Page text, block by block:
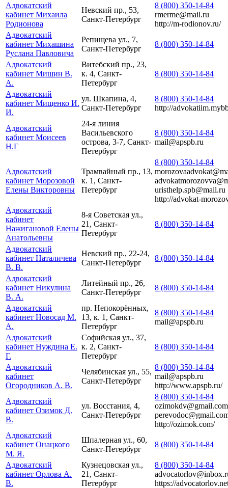
Адвокатский
кабинет Михаила
Родионова
Невский пр., 53,
Санкт-Петербург
8 (800) 350-14-84
rmerme@mail.ru
http://m-rodionov.ru/
Адвокатский
кабинет Михашина
Руслана Павловича
Репищева ул., 7,
Санкт-Петербург
8 (800) 350-14-84
Адвокатский
кабинет Мишин В.
А.
Витебский пр., 23,
к. 4, Санкт-
Петербург
8 (800) 350-14-84
Адвокатский
кабинет Мищенко И.
И.
ул. Шкапина, 4,
Санкт-Петербург
8 (800) 350-14-84
http://
Адвокатский
кабинет Моисеев
Н.Г
24-я линия
Васильевского
острова, 3-7, Санкт-
Петербург
8 (800) 350-14-84
mail@apspb.ru
Адвокатский
кабинет Морозовой
Елены Викторовны
Трамвайный пр., 13,
к. 1, Санкт-
Петербург
8 (800) 350-14-84
uristhelp.spb@mail.ru
http://advokat-
Адвокатский
кабинет
Нажигановой Елены
Анатольевны
8-я Советская ул.,
21, Санкт-
Петербург
8 (800) 350-14-84
Адвокатский
кабинет Наталичева
В. В.
Невский пр., 22-24,
Санкт-Петербург
8 (800) 350-14-84
Адвокатский
кабинет Никулина
В. А.
Литейный пр., 26,
Санкт-Петербург
8 (800) 350-14-84
Адвокатский
кабинет Новосад М.
А.
пр. Непокорённых,
13, к. 1, Санкт-
Петербург
8 (800) 350-14-84
mail@apspb.ru
Адвокатский
кабинет Нуждина Е.
Г.
Софийская ул., 37,
к. 2, Санкт-
Петербург
8 (800) 350-14-84
Адвокатский
кабинет
Огородников А. В.
Челябинская ул., 55,
Санкт-Петербург
8 (800) 350-14-84
mail@apspb.ru
http://www.apspb.ru/
Адвокатский
кабинет Озимок Д.
В.
ул. Восстания, 4,
Санкт-Петербург
8 (800) 350-14-84
ozimokdv@gmail.com
http://ozimok.com/
Адвокатский
кабинет Онацкого
М. Я.
Шпалерная ул., 60,
Санкт-Петербург
8 (800) 350-14-84
Адвокатский
кабинет Орлова А.
В.
Кузнецовская ул.,
21, Санкт-
Петербург
8 (800) 350-14-84
https://